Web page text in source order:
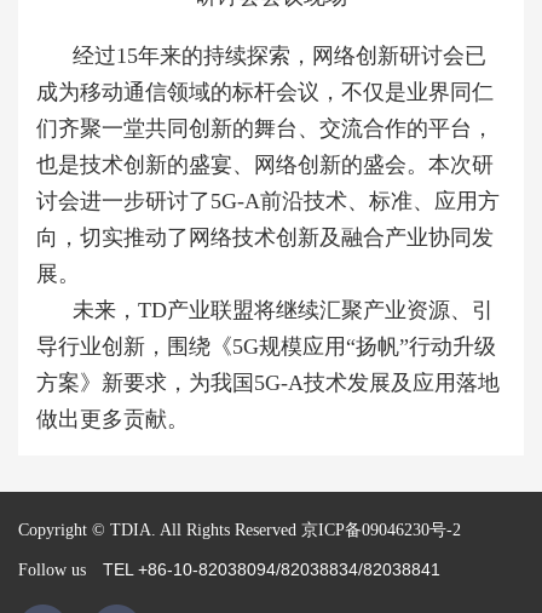
经过15年来的持续探索，网络创新研讨会已
成为移动通信领域的标杆会议，不仅是业界同仁
们齐聚一堂共同创新的舞台、交流合作的平台，
也是技术创新的盛宴、网络创新的盛会。本次研
讨会进一步研讨了5G-A前沿技术、标准、应用方
向，切实推动了网络技术创新及融合产业协同发
展。
未来，TD产业联盟将继续汇聚产业资源、引
导行业创新，围绕《5G规模应用“扬帆”行动升级
方案》新要求，为我国5G-A技术发展及应用落地
做出更多贡献。
Copyright © TDIA. All Rights Reserved 京ICP备09046230号-2
Follow us TEL +86-10-82038094/82038834/82038841